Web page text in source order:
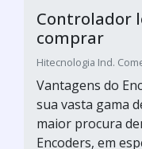
Vantagens do
sua vasta gama
maior procura
Encoders, em
programável. O
PW Servie, uma
objetivo a